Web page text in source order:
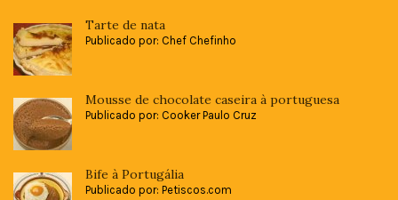
Tarte de nata
Publicado por: Chef Chefinho
Mousse de chocolate caseira à portuguesa
Publicado por: Cooker Paulo Cruz
Bife à Portugália
Publicado por: Petiscos.com